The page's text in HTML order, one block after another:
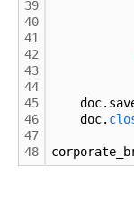
39
40
41
42
43
44
45
46
47
48
doc.